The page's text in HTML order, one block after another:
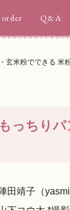
Q&A
玄米粉でできる 米
っちり
田靖子（